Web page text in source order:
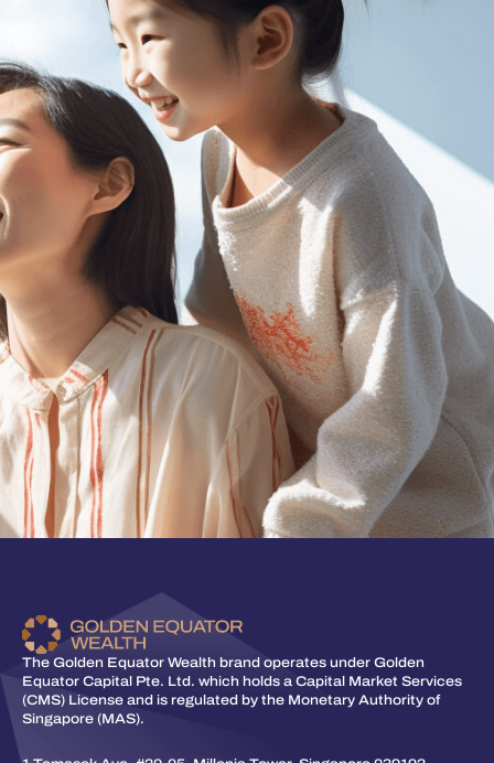
The Golden Equator Wealth brand operates under Golden
Equator Capital Pte. Ltd. which holds a Capital Market Services
(CMS) License and is regulated by the Monetary Authority of
Singapore (MAS).